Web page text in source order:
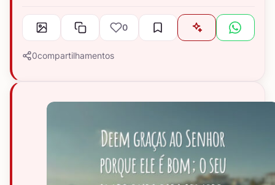
0
0compartilhamentos